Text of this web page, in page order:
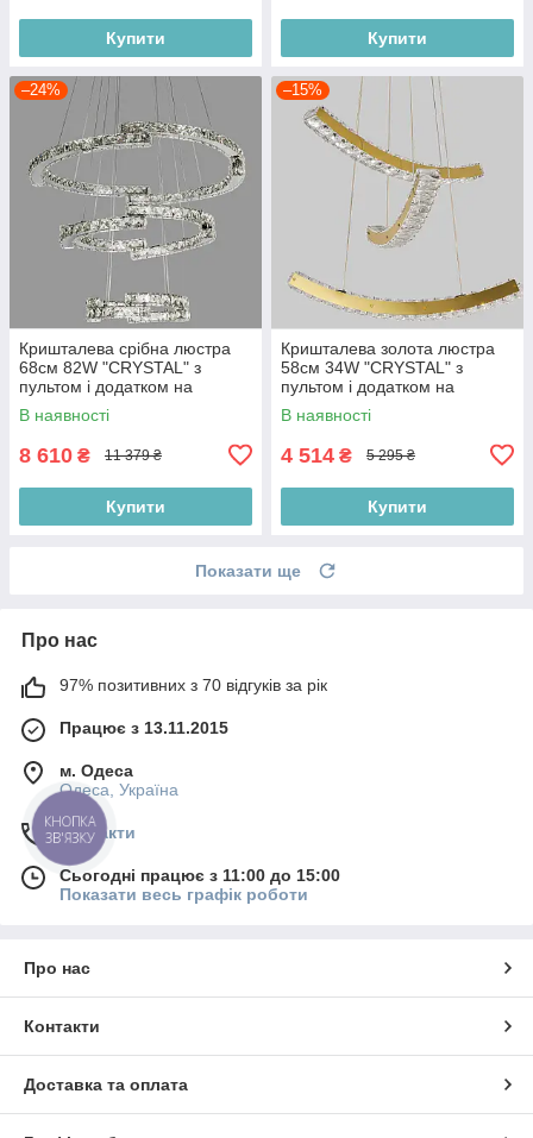
Купити Купити
–24%
Кришталева срібна люстра
68см 82W "CRYSTAL" з
пультом і додатком на
телефон (802-L8517)
В наявності
8 610 ₴ 11 379 ₴
Купити
–15%
Кришталева золота люстра
58см 34W "CRYSTAL" з
пультом і додатком на
телефон (802-L7883 GD)
В наявності
4 514 ₴ 5 295 ₴
Купити
Показати ще
Про нас
97% позитивних з 70 відгуків за рік
Працює з 13.11.2015
м. Одеса
Одеса, Україна
Контакти
Сьогодні працює з 11:00 до 15:00
Показати весь графік роботи
Про нас
Контакти
Доставка та оплата
КНОПКА
ЗВ'ЯЗКУ